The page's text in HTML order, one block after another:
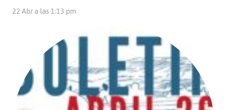
22 Abr a las 1:13 pm